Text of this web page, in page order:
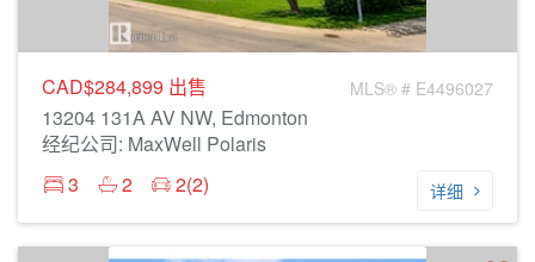
CAD$284,899 出售 MLS® # E4496027
13204 131A AV NW, Edmonton
经纪公司: MaxWell Polaris
3
2 2(2) 详细